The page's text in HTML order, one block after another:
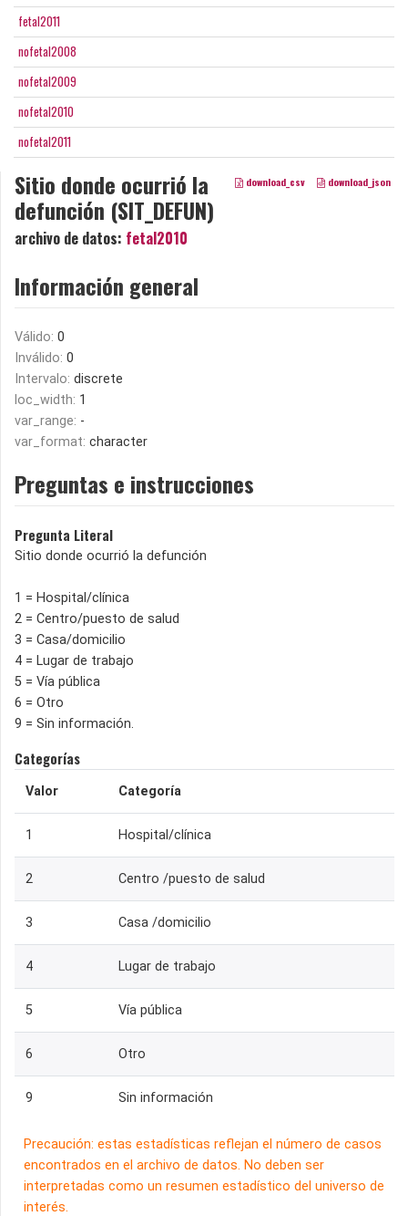
fetal2011
nofetal2008
nofetal2009
nofetal2010
nofetal2011
download_csv download_json
Sitio donde ocurrió la
defunción (SIT_DEFUN)
archivo de datos: fetal2010
Información general
Válido: 0
Inválido: 0
Intervalo: discrete
loc_width: 1
var_range: -
var_format: character
Preguntas e instrucciones
Pregunta Literal
Sitio donde ocurrió la defunción
1 = Hospital/clínica
2 = Centro/puesto de salud
3 = Casa/domicilio
4 = Lugar de trabajo
5 = Vía pública
6 = Otro
9 = Sin información.
Categorías
Valor Categoría
1 Hospital/clínica
2 Centro /puesto de salud
3 Casa /domicilio
4 Lugar de trabajo
5 Vía pública
6 Otro
9 Sin información
Precaución: estas estadísticas reflejan el número de casos
encontrados en el archivo de datos. No deben ser
interpretadas como un resumen estadístico del universo de
interés.